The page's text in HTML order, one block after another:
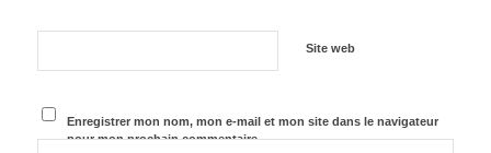
Site web
Enregistrer mon nom, mon e-mail et mon site dans le navigateur
pour mon prochain commentaire.